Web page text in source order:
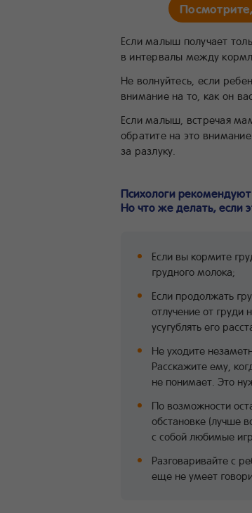
Если малыш получает
в интервалы между
Не волнуйтесь, если
внимание на то, как он
Если малыш, встречая
обратите на это
за разлуку.
Психологи
Но что же делать, если
Если вы кормите
грудного молока;
Если продолжать
отлучение от груди
усугублять его
Не уходите
Расскажите ему,
не понимает. Это
По возможности
обстановке (лучше
с собой любимые
Разговаривайте с
еще не умеет